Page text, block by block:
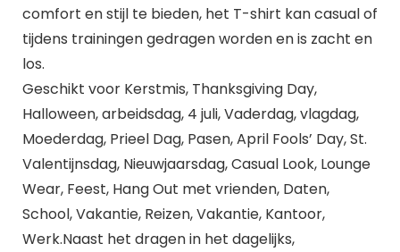
comfort en stijl te bieden, het T-shirt kan casual of
tijdens trainingen gedragen worden en is zacht en
los.
Geschikt voor Kerstmis, Thanksgiving Day,
Halloween, arbeidsdag, 4 juli, Vaderdag, vlagdag,
Moederdag, Prieel Dag, Pasen, April Fools’ Day, St.
Valentijnsdag, Nieuwjaarsdag, Casual Look, Lounge
Wear, Feest, Hang Out met vrienden, Daten,
School, Vakantie, Reizen, Vakantie, Kantoor,
Werk.Naast het dragen in het dagelijks,